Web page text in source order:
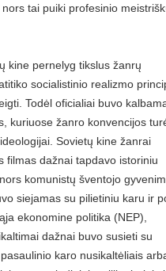
tai puiki profesinio
kine pernelyg tikslus žanrų
socialistinio realizmo
Todėl oficialiai buvo
kuriuose žanro konvencijos
Sovietų kine žanrai
filmas dažnai tapdavo istoriniu
komunistų šventojo
siejamas su pilietiniu karu ir
ekonomine politika (NEP),
dažnai buvo susieti su
karo nusikaltėliais